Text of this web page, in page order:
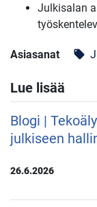
Julkisalan
Asiasanat local_offer
Lue lisää
Blogi |
julkiseen
26.6.2026